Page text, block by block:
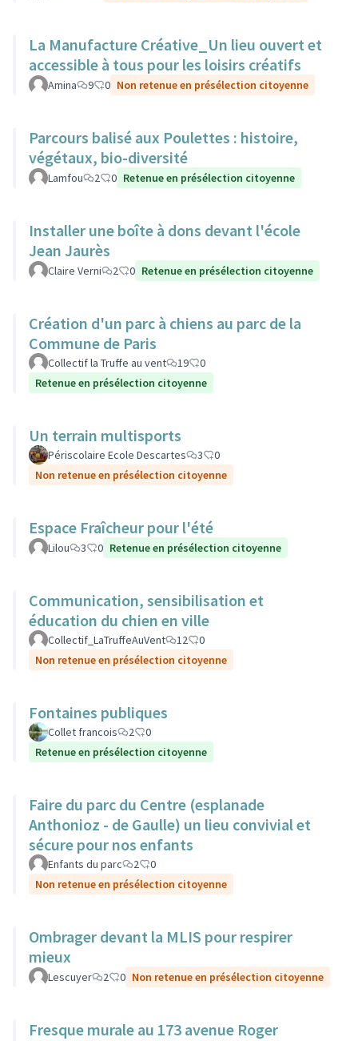
La Manufacture Créative_Un lieu ouvert et
accessible à tous pour les loisirs créatifs
Amina 9 0 Non retenue en présélection citoyenne
Parcours balisé aux Poulettes : histoire,
végétaux, bio-diversité
Lamfou 2 0 Retenue en présélection citoyenne
Installer une boîte à dons devant l'école
Jean Jaurès
Claire Verni 2 0 Retenue en présélection citoyenne
Création d'un parc à chiens au parc de la
Commune de Paris
Collectif la Truffe au vent 19
0
Retenue en présélection citoyenne
Un terrain multisports
Périscolaire Ecole Descartes 3
0
Non retenue en présélection citoyenne
Espace Fraîcheur pour l'été
Lilou 3 0 Retenue en présélection citoyenne
Communication, sensibilisation et
éducation du chien en ville
Collectif_LaTruffeAuVent 12
0
Non retenue en présélection citoyenne
Fontaines publiques
Collet francois 2
0
Retenue en présélection citoyenne
Faire du parc du Centre (esplanade
Anthonioz - de Gaulle) un lieu convivial et
sécure pour nos enfants
Enfants du parc 2
0
Non retenue en présélection citoyenne
Ombrager devant la MLIS pour respirer
mieux
Lescuyer 2 0 Non retenue en présélection citoyenne
Fresque murale au 173 avenue Roger